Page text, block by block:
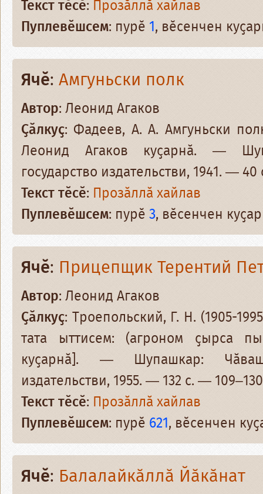
Текст тӗсӗ: Прозӑллӑ хайлав
Пуплевӗшсем: пурӗ 1, вӗсенчен
Ячӗ: Амгуньски полк
Автор: Леонид Агаков
Ҫӑлкуҫ: Фадеев, А. А. Амгуньски
Леонид Агаков куҫарнӑ. —
государство издательстви, 1941. — 40
Текст тӗсӗ: Прозӑллӑ хайлав
Пуплевӗшсем: пурӗ3, вӗсенчен
Ячӗ: Прицепщик Терентий
Автор: Леонид Агаков
Ҫӑлкуҫ: Троепольский, Г. Н. (1905-
тата ыттисем: (агроном ҫырса
куҫарнӑ]. — Шупашкар:
издательстви, 1955. — 132 с. —
Текст тӗсӗ: Прозӑллӑ хайлав
Пуплевӗшсем: пурӗ 621, вӗсенчен
Ячӗ: Балалайкӑллӑ Йӑкӑнат